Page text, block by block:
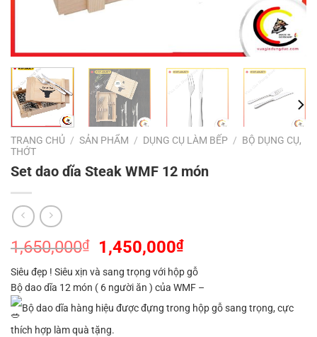
TRANG CHỦ / SẢN PHẨM / DỤNG CỤ LÀM BẾP / BỘ DỤNG CỤ,
THỚT
Set dao dĩa Steak WMF 12 món
1,650,000₫
Giá
gốc
là:
1,650,000₫.
1,450,000₫Giá
hiện
tại
là:
1,450,000₫.
Siêu đẹp ! Siêu xịn và sang trọng với hộp gỗ
Bộ dao dĩa 12 món ( 6 người ăn ) của WMF –
Bộ dao dĩa hàng hiệu được đựng trong hộp gỗ sang trọng, cực
thích hợp làm quà tặng.